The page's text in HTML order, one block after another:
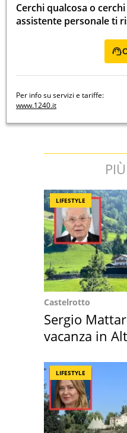
Cerchi qualcosa o
assistente personale ti
Per info su servizi e tariffe:
www.1240.it
LIFESTYLE
Castelrotto
Sergio
vacanza in
LIFESTYLE